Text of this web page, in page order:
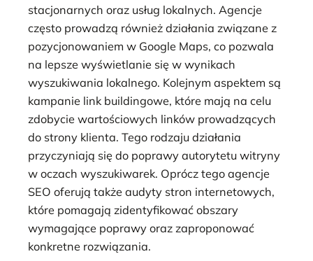
stacjonarnych oraz usług lokalnych. Agencje
często prowadzą również działania związane z
pozycjonowaniem w Google Maps, co pozwala
na lepsze wyświetlanie się w wynikach
wyszukiwania lokalnego. Kolejnym aspektem są
kampanie link buildingowe, które mają na celu
zdobycie wartościowych linków prowadzących
do strony klienta. Tego rodzaju działania
przyczyniają się do poprawy autorytetu witryny
w oczach wyszukiwarek. Oprócz tego agencje
SEO oferują także audyty stron internetowych,
które pomagają zidentyfikować obszary
wymagające poprawy oraz zaproponować
konkretne rozwiązania.